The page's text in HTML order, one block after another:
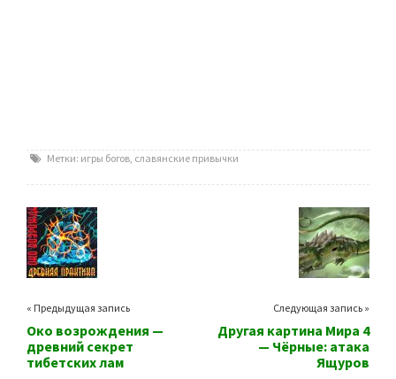
Метки: игры богов славянские привычки
« Предыдущая запись
Око возрождения —
древний секрет
тибетских лам
Следующая запись »
Другая картина Мира 4
— Чёрные: атака
Ящуров